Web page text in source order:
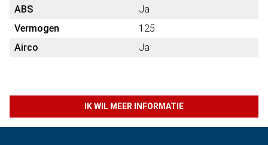
ABS
Ja
Vermogen
125
Airco
Ja
IK WIL MEER INFORMATIE